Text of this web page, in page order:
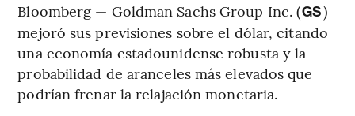
Bloomberg — Goldman Sachs Group Inc. (GS)
mejoró sus previsiones sobre el dólar, citando
una economía estadounidense robusta y la
probabilidad de aranceles más elevados que
podrían frenar la relajación monetaria.